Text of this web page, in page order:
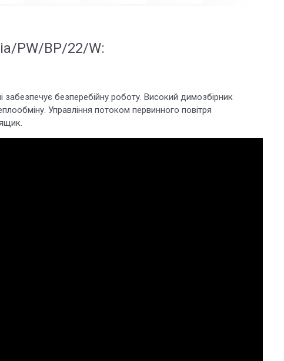
PW/BP/22/W:
забезпечує безперебійну роботу. Високий димозбірник
Управління потоком первинного повітря